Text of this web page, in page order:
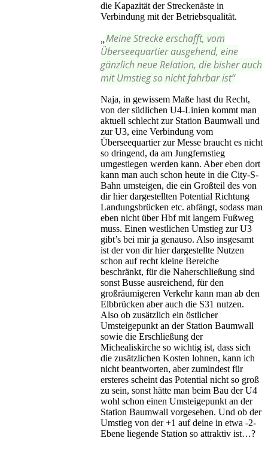
die Kapazität der Streckenäste in
Verbindung mit der Betriebsqualität.
Meine Strecke erschafft, vom
Überseequartier ausgehend, eine
gänzlich neue Relation, die bisher auch
mit Umstieg so nicht fahrbar ist“
Naja, in gewissem Maße hast du Recht,
von der südlichen U4-Linien kommt man
aktuell schlecht zur Station Baumwall und
zur U3, eine Verbindung vom
Überseequartier zur Messe braucht es nicht
so dringend, da am Jungfernstieg
umgestiegen werden kann. Aber eben dort
kann man auch schon heute in die City-S-
Bahn umsteigen, die ein Großteil des von
dir hier dargestellten Potential Richtung
Landungsbrücken etc. abfängt, sodass man
eben nicht über Hbf mit langem Fußweg
muss. Einen westlichen Umstieg zur U3
gibt’s bei mir ja genauso. Also insgesamt
ist der von dir hier dargestellte Nutzen
schon auf recht kleine Bereiche
beschränkt, für die Naherschließung sind
sonst Busse ausreichend, für den
großräumigeren Verkehr kann man ab den
Elbbrücken aber auch die S31 nutzen.
Also ob zusätzlich ein östlicher
Umsteigepunkt an der Station Baumwall
sowie die Erschließung der
Michealiskirche so wichtig ist, dass sich
die zusätzlichen Kosten lohnen, kann ich
nicht beantworten, aber zumindest für
ersteres scheint das Potential nicht so groß
zu sein, sonst hätte man beim Bau der U4
wohl schon einen Umsteigepunkt an der
Station Baumwall vorgesehen. Und ob der
Umstieg von der +1 auf deine in etwa -2-
Ebene liegende Station so attraktiv ist…?